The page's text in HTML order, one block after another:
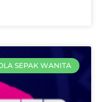
SEPAK WANITA